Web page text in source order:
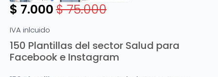
$75.000
Original
price
was:
$ 75.000.
$ 7.000
Current
price
is:
$ 7.000.
IVA inlcuido
150 Plantillas del sector Salud para
Facebook e Instagram